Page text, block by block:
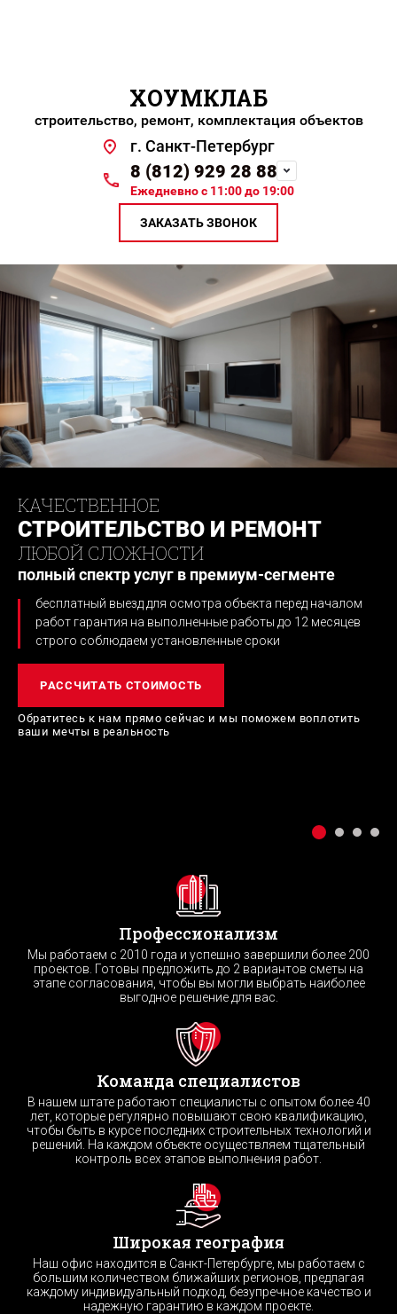
ХОУМКЛАБ
строительство, ремонт, комплектация объектов
г. Санкт-Петербург
8 (812) 929 28 88
Ежедневно с 11:00 до 19:00
ЗАКАЗАТЬ ЗВОНОК
КАЧЕСТВЕННОЕ
СТРОИТЕЛЬСТВО И РЕМОНТ
ЛЮБОЙ СЛОЖНОСТИ
полный спектр услуг в премиум-сегменте
бесплатный выезд для осмотра объекта перед началом
работ гарантия на выполненные работы до 12 месяцев
строго соблюдаем установленные сроки
РАССЧИТАТЬ СТОИМОСТЬ
Обратитесь к нам прямо сейчас и мы поможем воплотить
ваши мечты в реальность
Профессионализм
Мы работаем с 2010 года и успешно завершили более 200
проектов. Готовы предложить до 2 вариантов сметы на
этапе согласования, чтобы вы могли выбрать наиболее
выгодное решение для вас.
Команда специалистов
В нашем штате работают специалисты с опытом более 40
лет, которые регулярно повышают свою квалификацию,
чтобы быть в курсе последних строительных технологий и
решений. На каждом объекте осуществляем тщательный
контроль всех этапов выполнения работ.
Широкая география
Наш офис находится в Санкт-Петербурге, мы работаем с
большим количеством ближайших регионов, предлагая
каждому индивидуальный подход, безупречное качество и
надежную гарантию в каждом проекте.